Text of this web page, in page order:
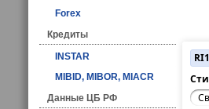
Forex
Кредиты
INSTAR
MIBID, MIBOR, MIACR
Данные ЦБ РФ